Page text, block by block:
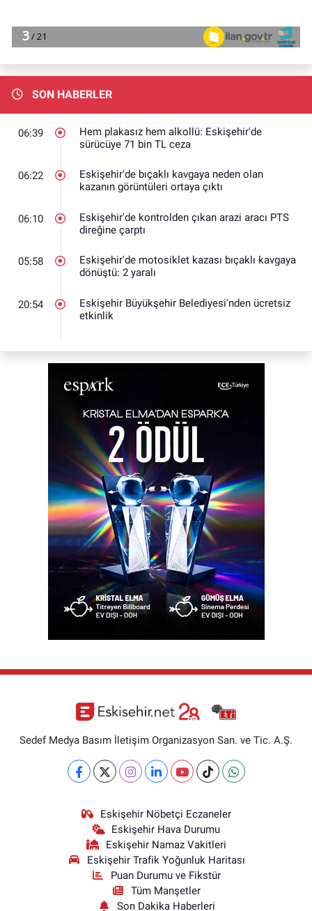
SON HABERLER
06:39
Hem plakasız hem alkollü: Eskişehir'de
sürücüye 71 bin TL ceza
06:22
Eskişehir'de bıçaklı kavgaya neden olan
kazanın görüntüleri ortaya çıktı
06:10
Eskişehir'de kontrolden çıkan arazi aracı PTS
direğine çarptı
05:58
Eskişehir'de motosiklet kazası bıçaklı kavgaya
dönüştü: 2 yaralı
20:54
Eskişehir Büyükşehir Belediyesi'nden ücretsiz
etkinlik
Sedef Medya Basım İletişim Organizasyon San. ve Tic. A.Ş.
Eskişehir Nöbetçi Eczaneler
Eskişehir Hava Durumu
Eskişehir Namaz Vakitleri
Eskişehir Trafik Yoğunluk Haritası
Puan Durumu ve Fikstür
Tüm Manşetler
Son Dakika Haberleri